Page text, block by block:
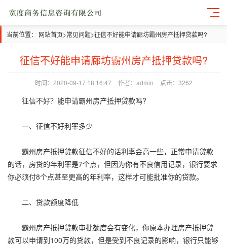
当前位置： 网站首页>常见问题>征信不好能申请廊坊霸州房产抵押贷款吗?
征信不好能申请廊坊霸州房产抵押贷款吗?
时间：2020-09-17 18:16:47 作者：admin 点击：3262
征信不好？能申请霸州房产抵押贷款吗?
一、征信不好利率多少
霸州房产抵押贷款征信不好的话利率会高一些，正常申请贷款
的话，房贷的年利率是7个点，但因为你有不良信用记录，银行要求
你必须付8个点甚至更高的年利率，这样才可能批准你的贷款。
二、贷款额度降低
霸州房产抵押贷款审批额度会有变化，你原本办理房产抵押贷
款可以申请到100万的贷款，但是受到不良记录的影响，银行只能够